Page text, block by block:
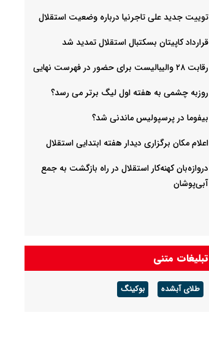
توییت جدید علی تاجرنیا درباره وضعیت استقلال
قرارداد کاپیتان بسکتبال استقلال تمدید شد
رقابت ۲۸ والیبالیست برای حضور در فهرست نهایی
روزبه چشمی به هفته اول لیگ برتر می رسد؟
بیفوما در پرسپولیس ماندنی شد؟
اعلام مکان برگزاری دیدار هفته ابتدایی استقلال
دروازه‌بان کهنه‌کار استقلال در راه بازگشت به جمع
آبی‌پوشان
تبلیغات متنی
طلای آبشده بوکینگ